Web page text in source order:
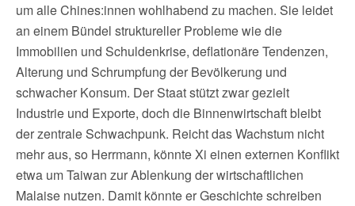
um alle Chines:innen wohlhabend zu machen. Sie leidet
an einem Bündel struktureller Probleme wie die
Immobilien und Schuldenkrise, deflationäre Tendenzen,
Alterung und Schrumpfung der Bevölkerung und
schwacher Konsum. Der Staat stützt zwar gezielt
Industrie und Exporte, doch die Binnenwirtschaft bleibt
der zentrale Schwachpunk. Reicht das Wachstum nicht
mehr aus, so Herrmann, könnte Xi einen externen Konflikt
etwa um Taiwan zur Ablenkung der wirtschaftlichen
Malaise nutzen. Damit könnte er Geschichte schreiben